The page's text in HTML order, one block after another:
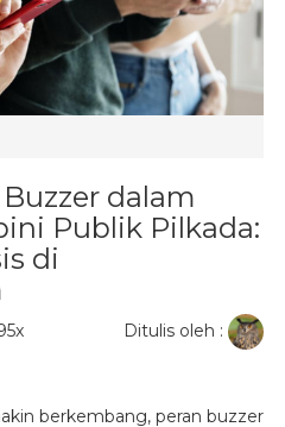
dalam
Publik Pilkada:
di
Ditulis oleh :
berkembang, peran buzzer